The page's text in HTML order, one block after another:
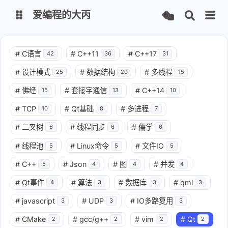
英文版 中文版
大丙课堂 微信公众号
QQ交流群 微信
留言板 码云
了凡四训 俞静公遇灶神记
心经 金刚经
地藏经 道德经
爱编程的大丙
# C语言 42 # C++11 36 # C++17 31
# 设计模式 25 # 数据结构 20 # 多线程 15
# 佛经 15 # 套接字通信 13 # C++14 10
# TCP 10 # Qt基础 8 # 多进程 7
# 二叉树 6 # 线程同步 6 # 儒学 6
# 线程池 5 # Linux命令 5 # 文件IO 5
# C++ 5 # Json 4 # 图 4 # 并发 4
# Qt事件 4 # 算法 3 # 数据库 3 # qml 3
# javascript 3 # UDP 3 # IO多路复用 3
# CMake 2 # gcc/g++ 2 # vim 2 # Qt 2